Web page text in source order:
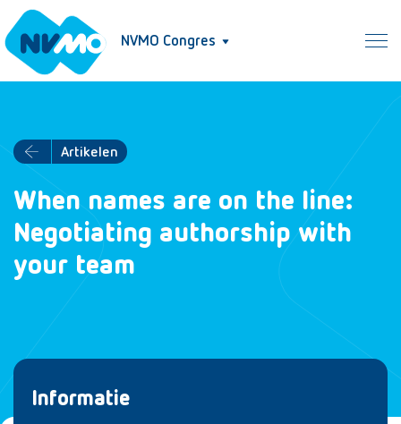
NVMO Congres
Artikelen
When names are on the line:
Negotiating authorship with
your team
Informatie